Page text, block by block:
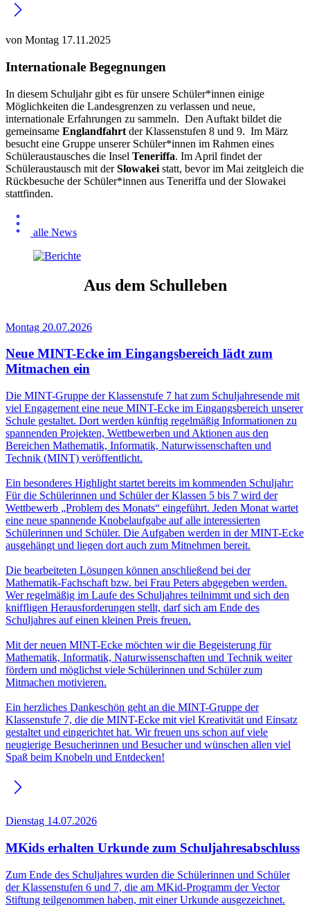
von Montag 17.11.2025
Internationale Begegnungen
In diesem Schuljahr gibt es für unsere Schüler*innen einige
Möglichkeiten die Landesgrenzen zu verlassen und neue,
internationale Erfahrungen zu sammeln. Den Auftakt bildet die
gemeinsame Englandfahrt der Klassenstufen 8 und 9. Im März
besucht eine Gruppe unserer Schüler*innen im Rahmen eines
Schüleraustausches die Insel Teneriffa. Im April findet der
Schüleraustausch mit derSlowakei statt, bevor im Mai zeitgleich die
Rückbesuche der Schüler*innen aus Teneriffa und der Slowakei
stattfinden.
alle News
Aus dem Schulleben
Montag 20.07.2026
Neue MINT-Ecke im Eingangsbereich lädt zum
Mitmachen ein
Die MINT-Gruppe der Klassenstufe 7 hat zum Schuljahresende mit
viel Engagement eine neue MINT-Ecke im Eingangsbereich unserer
Schule gestaltet. Dort werden künftig regelmäßig Informationen zu
spannenden Projekten, Wettbewerben und Aktionen aus den
Bereichen Mathematik, Informatik, Naturwissenschaften und
Technik (MINT) veröffentlicht.
Ein besonderes Highlight startet bereits im kommenden Schuljahr:
Für die Schülerinnen und Schüler der Klassen 5 bis 7 wird der
Wettbewerb „Problem des Monats“ eingeführt. Jeden Monat wartet
eine neue spannende Knobelaufgabe auf alle interessierten
Schülerinnen und Schüler. Die Aufgaben werden in der MINT-Ecke
ausgehängt und liegen dort auch zum Mitnehmen bereit.
Die bearbeiteten Lösungen können anschließend bei der
Mathematik-Fachschaft bzw. bei Frau Peters abgegeben werden.
Wer regelmäßig im Laufe des Schuljahres teilnimmt und sich den
kniffligen Herausforderungen stellt, darf sich am Ende des
Schuljahres auf einen kleinen Preis freuen.
Mit der neuen MINT-Ecke möchten wir die Begeisterung für
Mathematik, Informatik, Naturwissenschaften und Technik weiter
fördern und möglichst viele Schülerinnen und Schüler zum
Mitmachen motivieren.
Ein herzliches Dankeschön geht an die MINT-Gruppe der
Klassenstufe 7, die die MINT-Ecke mit viel Kreativität und Einsatz
gestaltet und eingerichtet hat. Wir freuen uns schon auf viele
neugierige Besucherinnen und Besucher und wünschen allen viel
Spaß beim Knobeln und Entdecken!
Dienstag 14.07.2026
MKids erhalten Urkunde zum Schuljahresabschluss
Zum Ende des Schuljahres wurden die Schülerinnen und Schüler
der Klassenstufen 6 und 7, die am MKid-Programm der Vector
Stiftung teilgenommen haben, mit einer Urkunde ausgezeichnet.